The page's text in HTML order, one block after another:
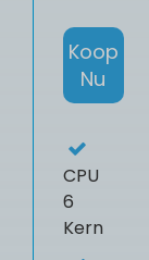
Koop
Nu
CPU
6
Kern